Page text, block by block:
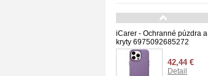
iCarer - Ochranné púzdra a
kryty 6975092685272
42,44 €
Detail